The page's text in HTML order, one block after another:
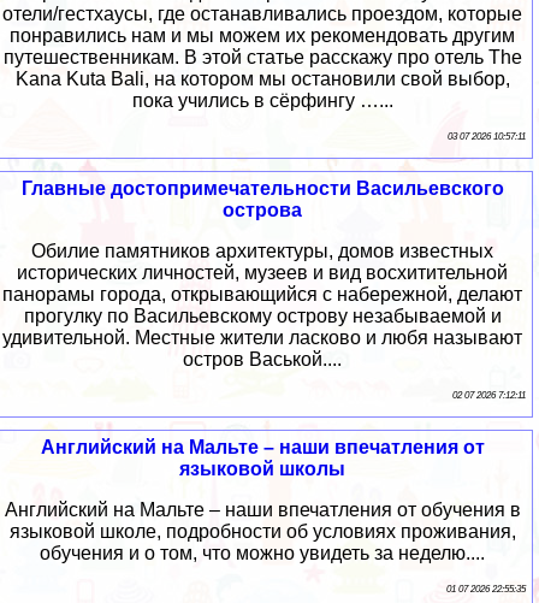
отели/гестхаусы, где останавливались проездом, которые
понравились нам и мы можем их рекомендовать другим
путешественникам. В этой статье расскажу про отель The
Kana Kuta Bali, на котором мы остановили свой выбор,
пока учились в сёрфингу …...
03 07 2026 10:57:11
Главные достопримечательности Васильевского
острова
Обилие памятников архитектуры, домов известных
исторических личностей, музеев и вид восхитительной
панорамы города, открывающийся с набережной, делают
прогулку по Васильевскому острову незабываемой и
удивительной. Местные жители ласково и любя называют
остров Васькой....
02 07 2026 7:12:11
Английский на Мальте – наши впечатления от
языковой школы
Английский на Мальте – наши впечатления от обучения в
языковой школе, подробности об условиях проживания,
обучения и о том, что можно увидеть за неделю....
01 07 2026 22:55:35